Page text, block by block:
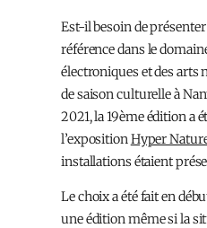
Est-il besoin de
référence dans le
électroniques et des arts
de saison culturelle à
2021, la 19ème édition a
l’expositionHyper
installations étaient
Le choix a été fait en
une édition même si la